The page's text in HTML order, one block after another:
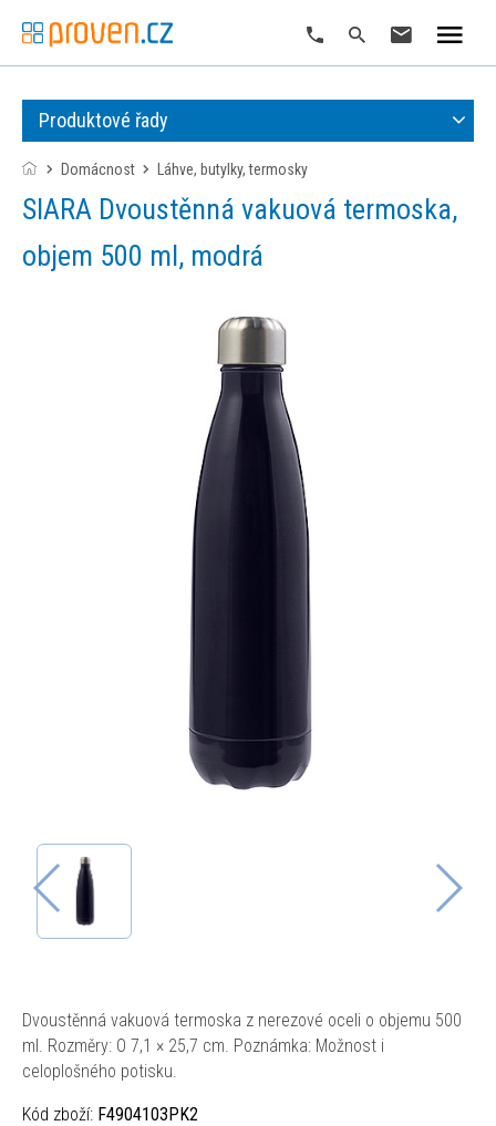
Produktové řady
Domácnost láhve, butylky, termosky
SIARA Dvoustěnná vakuová termoska,
objem 500 ml, modrá
Dvoustěnná vakuová termoska z nerezové oceli o objemu 500
ml. Rozměry: O 7,1 × 25,7 cm. Poznámka: Možnost i
celoplošného potisku.
Kód zboží: F4904103PK2